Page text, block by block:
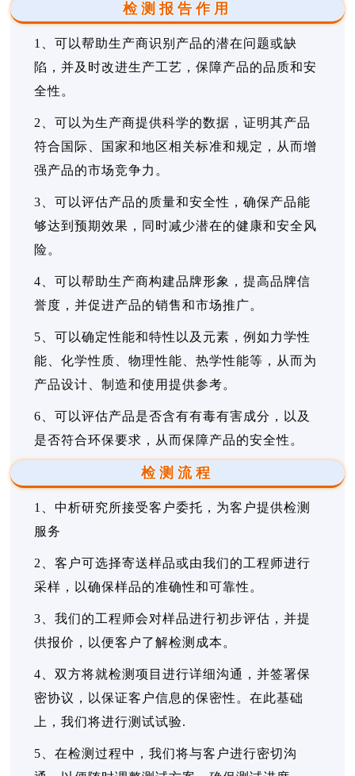
检测报告作用
1、可以帮助生产商识别产品的潜在问题或缺
陷，并及时改进生产工艺，保障产品的品质和安
全性。
2、可以为生产商提供科学的数据，证明其产品
符合国际、国家和地区相关标准和规定，从而增
强产品的市场竞争力。
3、可以评估产品的质量和安全性，确保产品能
够达到预期效果，同时减少潜在的健康和安全风
险。
4、可以帮助生产商构建品牌形象，提高品牌信
誉度，并促进产品的销售和市场推广。
5、可以确定性能和特性以及元素，例如力学性
能、化学性质、物理性能、热学性能等，从而为
产品设计、制造和使用提供参考。
6、可以评估产品是否含有有毒有害成分，以及
是否符合环保要求，从而保障产品的安全性。
检测流程
1、中析研究所接受客户委托，为客户提供检测
服务
2、客户可选择寄送样品或由我们的工程师进行
采样，以确保样品的准确性和可靠性。
3、我们的工程师会对样品进行初步评估，并提
供报价，以便客户了解检测成本。
4、双方将就检测项目进行详细沟通，并签署保
密协议，以保证客户信息的保密性。在此基础
上，我们将进行测试试验.
5、在检测过程中，我们将与客户进行密切沟